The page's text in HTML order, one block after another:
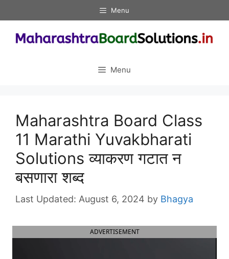
to
content
Menu
Menu
Maharashtra Board Class
11 Marathi Yuvakbharati
Solutions व्याकरण गटात न
बसणारा शब्द
August 6, 2024 by Bhagya
ADVERTISEMENT